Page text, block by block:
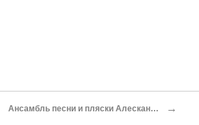
Ансамбль песни и пляски Алескандрова →